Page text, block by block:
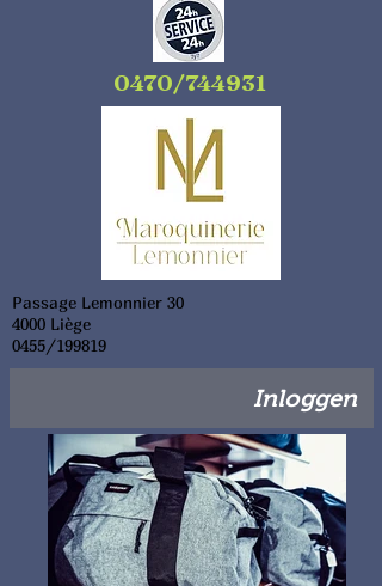
0470/744931
Passage Lemonnier 30
4000 Liège
0455/199819
Inloggen